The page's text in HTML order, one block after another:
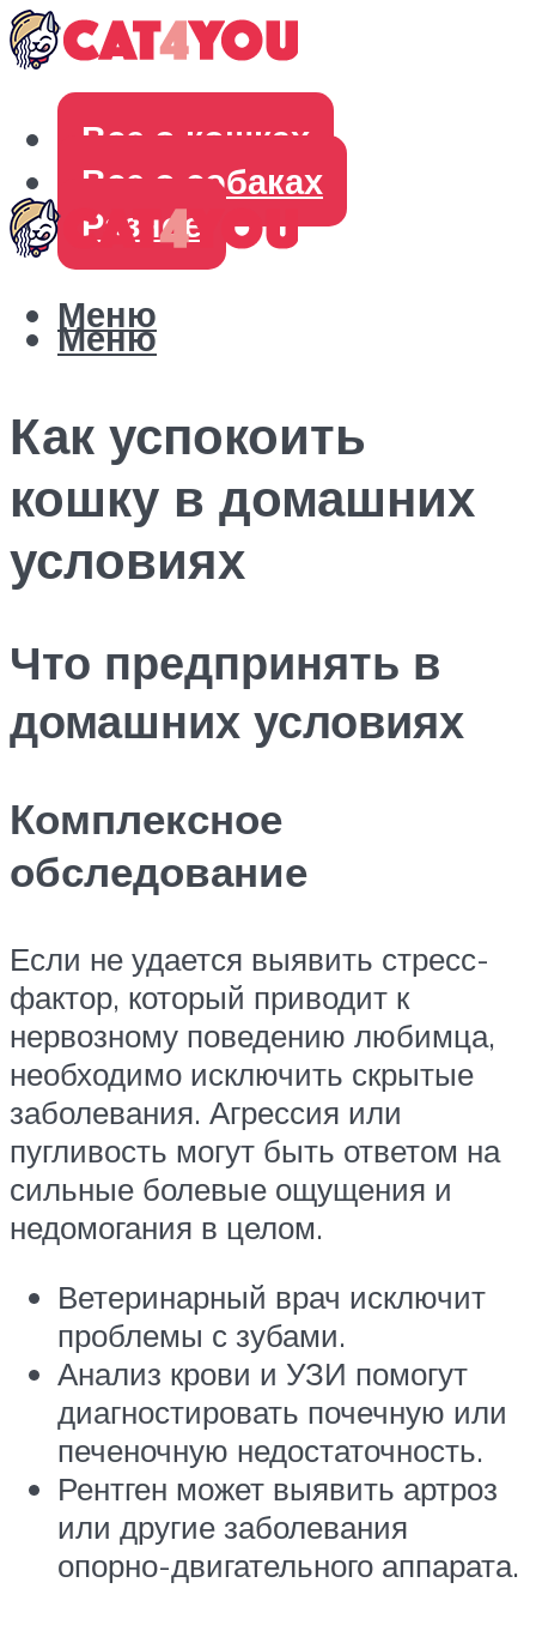
Все о кошках
Все о собаках
Разное
Меню
Меню
Как успокоить
кошку в домашних
условиях
Что предпринять в
домашних условиях
Комплексное
обследование
Если не удается выявить стресс-
фактор, который приводит к
нервозному поведению любимца,
необходимо исключить скрытые
заболевания. Агрессия или
пугливость могут быть ответом на
сильные болевые ощущения и
недомогания в целом.
Ветеринарный врач исключит
проблемы с зубами.
Анализ крови и УЗИ помогут
диагностировать почечную или
печеночную недостаточность.
Рентген может выявить артроз
или другие заболевания
опорно-двигательного аппарата.